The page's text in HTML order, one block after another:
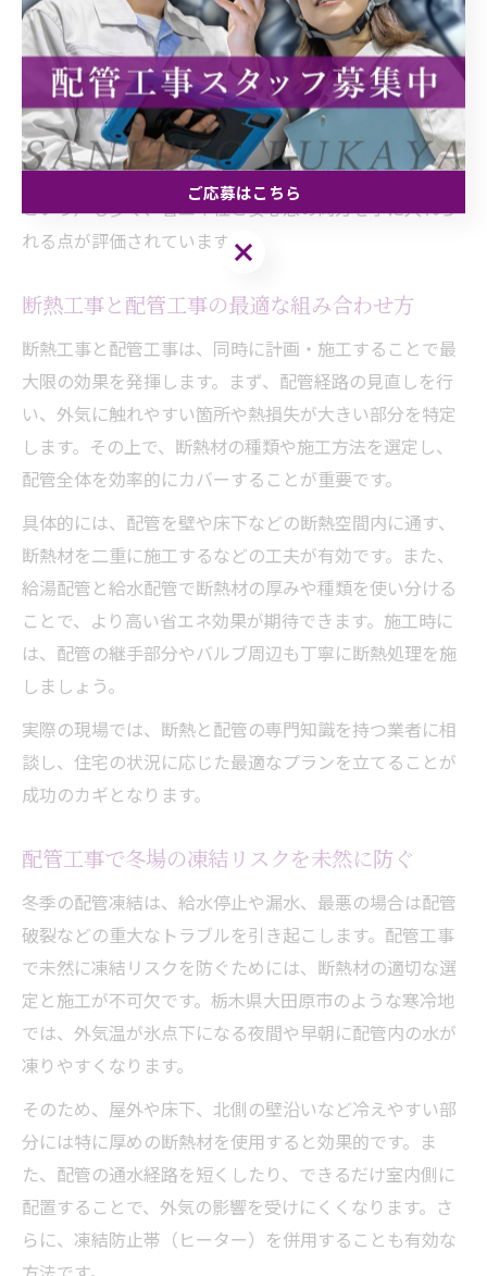
入を防止します。これにより、配管内の水温が一定に保
たれるため、冬場のトラブルを未然に防ぐことが可能で
す。
例えば、配管経路の見直しや断熱材のグレードアップを
行った住宅では、凍結事故がほとんど発生しなくなった
という声も多く、省エネ性と安心感の両方を手に入れら
れる点が評価されています。
断熱工事と配管工事の最適な組み合わせ方
断熱工事と配管工事は、同時に計画・施工することで最
大限の効果を発揮します。まず、配管経路の見直しを行
い、外気に触れやすい箇所や熱損失が大きい部分を特定
します。その上で、断熱材の種類や施工方法を選定し、
配管全体を効率的にカバーすることが重要です。
具体的には、配管を壁や床下などの断熱空間内に通す、
断熱材を二重に施工するなどの工夫が有効です。また、
給湯配管と給水配管で断熱材の厚みや種類を使い分ける
ことで、より高い省エネ効果が期待できます。施工時に
は、配管の継手部分やバルブ周辺も丁寧に断熱処理を施
しましょう。
実際の現場では、断熱と配管の専門知識を持つ業者に相
談し、住宅の状況に応じた最適なプランを立てることが
成功のカギとなります。
配管工事で冬場の凍結リスクを未然に防ぐ
冬季の配管凍結は、給水停止や漏水、最悪の場合は配管
破裂などの重大なトラブルを引き起こします。配管工事
で未然に凍結リスクを防ぐためには、断熱材の適切な選
定と施工が不可欠です。栃木県大田原市のような寒冷地
では、外気温が氷点下になる夜間や早朝に配管内の水が
凍りやすくなります。
そのため、屋外や床下、北側の壁沿いなど冷えやすい部
分には特に厚めの断熱材を使用すると効果的です。ま
た、配管の通水経路を短くしたり、できるだけ室内側に
配置することで、外気の影響を受けにくくなります。さ
らに、凍結防止帯（ヒーター）を併用することも有効な
ご応募はこちら
ご応募はこちら